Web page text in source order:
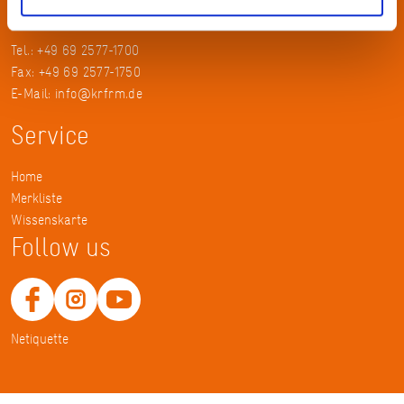
Tel.: +49 69 2577-1700
Fax: +49 69 2577-1750
E-Mail: info@krfrm.de
Service
Home
Merkliste
Wissenskarte
Follow us
Netiquette